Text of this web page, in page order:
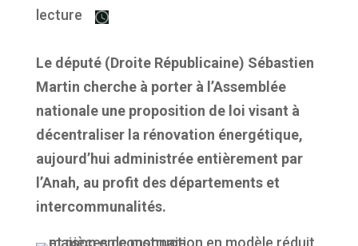
lecture
Le député (Droite Républicaine) Sébastien
Martin cherche à porter à l’Assemblée
nationale une proposition de loi visant à
décentraliser la rénovation énergétique,
aujourd’hui administrée entièrement par
l’Anah, au profit des départements et
intercommunalités.